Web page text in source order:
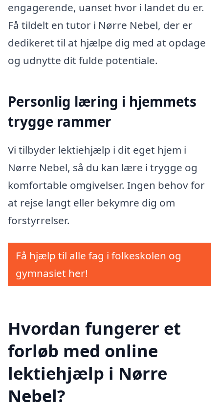
engagerende, uanset hvor i landet du er.
Få tildelt en tutor i Nørre Nebel, der er
dedikeret til at hjælpe dig med at opdage
og udnytte dit fulde potentiale.
Personlig læring i hjemmets
trygge rammer
Vi tilbyder lektiehjælp i dit eget hjem i
Nørre Nebel, så du kan lære i trygge og
komfortable omgivelser. Ingen behov for
at rejse langt eller bekymre dig om
forstyrrelser.
Få hjælp til alle fag i folkeskolen og
gymnasiet her!
Hvordan fungerer et
forløb med online
lektiehjælp i Nørre
Nebel?